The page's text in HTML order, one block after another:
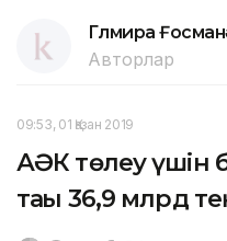
Гүлмира
Авторлар
09:53, 01 Қазан 2019
АӘК төлеу үшін
тағы 36,9 млрд